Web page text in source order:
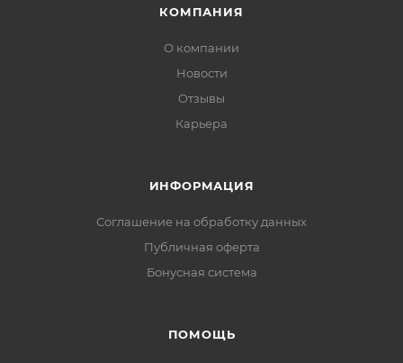
КОМПАНИЯ
О компании
Новости
Отзывы
Карьера
ИНФОРМАЦИЯ
Соглашение на обработку данных
Публичная оферта
Бонусная система
ПОМОЩЬ